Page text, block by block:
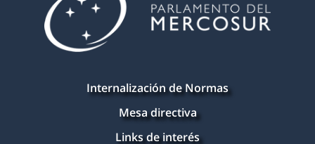
Internalización de Normas
Mesa directiva
Links de interés